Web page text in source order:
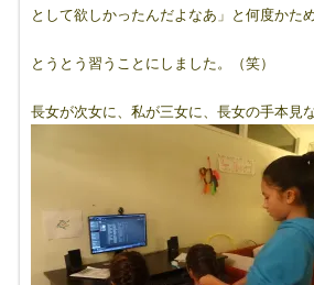
として欲しかったんだよなあ」と何度かた
とうとう習うことにしました。（笑）
長女が次女に、私が三女に、長女の手本見な